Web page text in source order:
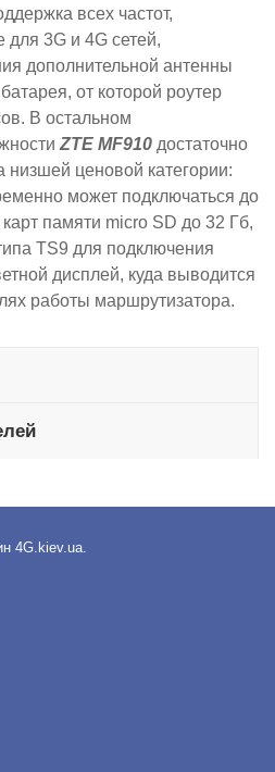
всех частот,
для 3G и 4G сетей,
дополнительной антенны
от которой роутер
В остальном
ZTE MF910 достаточно
низшей ценовой категории:
может подключаться до
памяти micro SD до 32 Гб,
TS9 для подключения
дисплей, куда выводится
работы маршрутизатора.
4G.kiev.ua.